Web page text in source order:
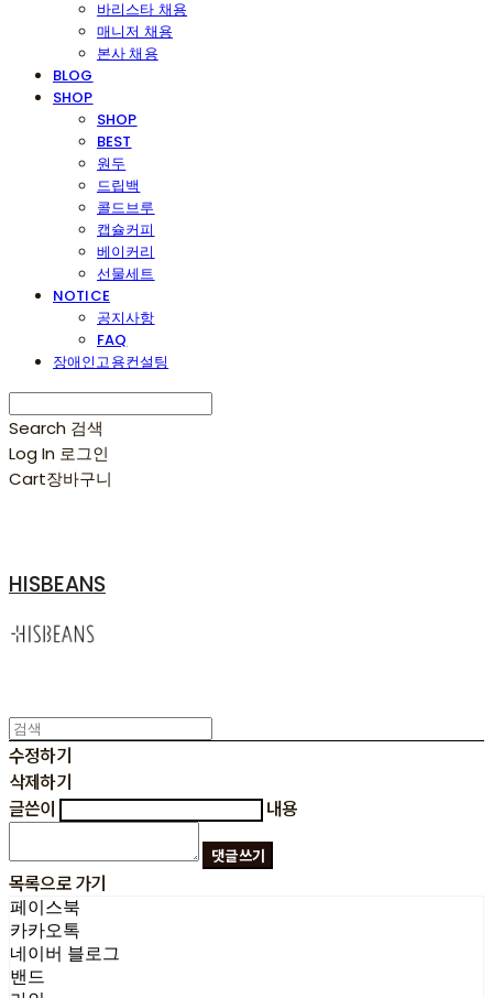
바리스타 채용
매니저 채용
본사 채용
BLOG
SHOP
SHOP
BEST
원두
드립백
콜드브루
캡슐커피
베이커리
선물세트
NOTICE
공지사항
FAQ
장애인고용컨설팅
Search 검색
Log In 로그인
Cart장바구니
HISBEANS
수정하기
삭제하기
글쓴이
내용
댓글 쓰기
목록으로 가기
페이스북
카카오톡
네이버 블로그
밴드